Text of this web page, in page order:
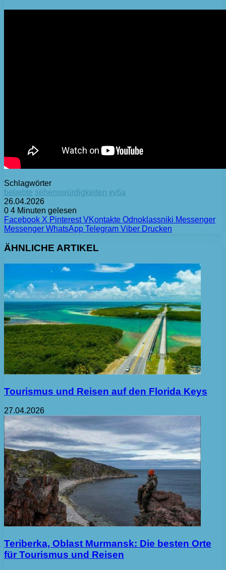
Schlagwörter
beliebte sehenswürdigkeiten куба
26.04.2026
0 4 Minuten gelesen
Facebook X Pinterest VKontakte Odnoklassniki Messenger
Messenger WhatsApp Telegram Viber Drucken
ÄHNLICHE ARTIKEL
Tourismus und Reisen auf den Florida Keys
27.04.2026
Teriberka, Oblast Murmansk: Die besten Orte
für Tourismus und Reisen